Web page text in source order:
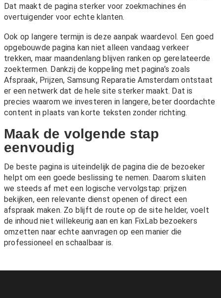
Dat maakt de pagina sterker voor zoekmachines én
overtuigender voor echte klanten.
Ook op langere termijn is deze aanpak waardevol. Een goed
opgebouwde pagina kan niet alleen vandaag verkeer
trekken, maar maandenlang blijven ranken op gerelateerde
zoektermen. Dankzij de koppeling met pagina’s zoals
Afspraak, Prijzen, Samsung Reparatie Amsterdam ontstaat
er een netwerk dat de hele site sterker maakt. Dat is
precies waarom we investeren in langere, beter doordachte
content in plaats van korte teksten zonder richting.
Maak de volgende stap
eenvoudig
De beste pagina is uiteindelijk de pagina die de bezoeker
helpt om een goede beslissing te nemen. Daarom sluiten
we steeds af met een logische vervolgstap: prijzen
bekijken, een relevante dienst openen of direct een
afspraak maken. Zo blijft de route op de site helder, voelt
de inhoud niet willekeurig aan en kan FixLab bezoekers
omzetten naar echte aanvragen op een manier die
professioneel en schaalbaar is.